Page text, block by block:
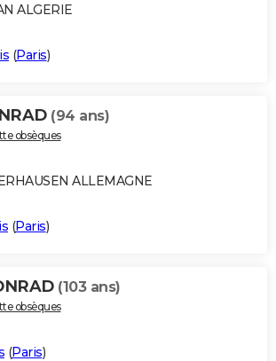
ALGERIE
(Paris)
(94 ans)
obsèques
ALLEMAGNE
(Paris)
(103 ans)
obsèques
(Paris)